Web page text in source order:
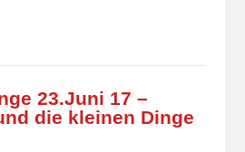
23.Juni 17 –
die kleinen Dinge